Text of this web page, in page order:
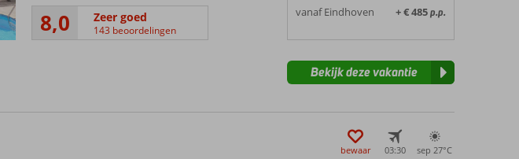
8,0 Zeer goed
143 beoordelingen
vanaf Eindhoven + € 485p.p.
Bekijk deze vakantie
bewaar 03:30 sep 27°C